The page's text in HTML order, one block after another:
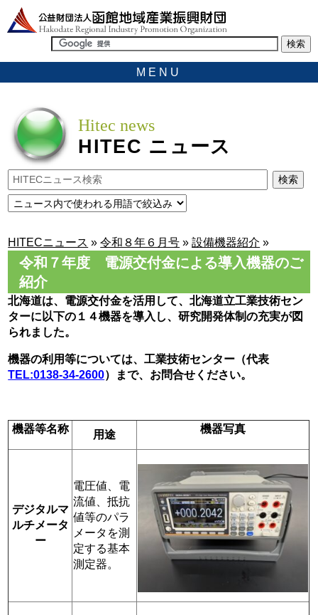
MENU
Hitec news
HITEC ニュース
HITECニュース »令和８年６月号 »設備機器紹介 »
令和７年度 電源交付金による導入機器のご
紹介
北海道は、電源交付金を活用して、北海道立工業技術セン
ターに以下の１４機器を導入し、研究開発体制の充実が図
られました。
機器の利用等については、工業技術センター（代表
TEL:0138-34-2600）まで、お問合せください。
機器等名称 用途 機器写真
デジタルマ
ルチメータ
ー
電圧値、電
流値、抵抗
値等のパラ
メータを測
定する基本
測定器。